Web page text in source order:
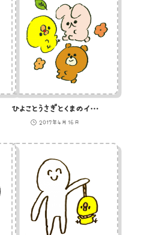
ひよことうさぎとくまのイラスト
2017年4月16日